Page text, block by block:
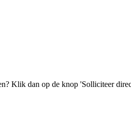
Klik dan op de knop 'Solliciteer